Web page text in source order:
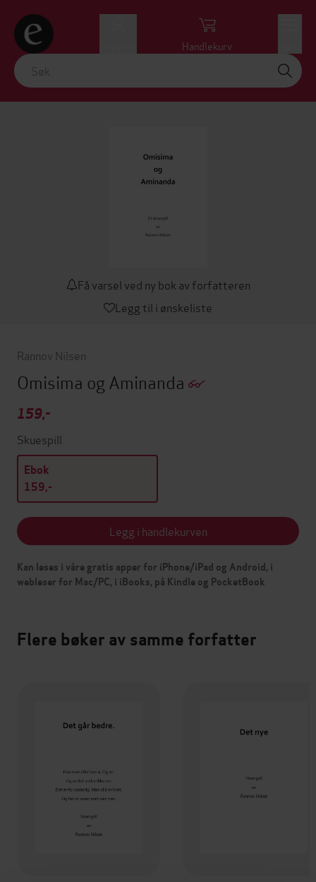
Handlekurv
Få varsel ved ny bok av forfatteren
Legg til i ønskeliste
Rannov Nilsen
Omisima og Aminanda
159,-
Skuespill
Ebok
159,-
Legg i handlekurven
Kan leses i våre gratis apper for iPhone/iPad og Android, i
webleser for Mac/PC, i iBooks, på Kindle og PocketBook
Flere bøker av samme forfatter